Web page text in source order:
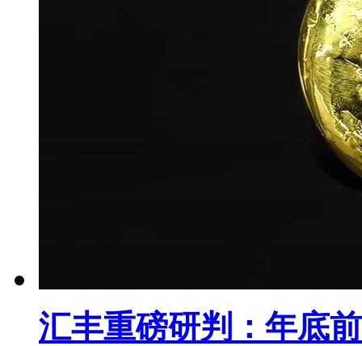
汇丰重磅研判：年底